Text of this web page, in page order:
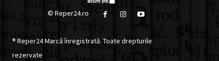
© Reper24.ro
® Reper24 Marcă înregistrată. Toate drepturile
rezervate